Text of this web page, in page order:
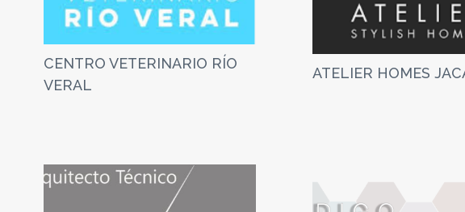
CENTRO VETERINARIO RÍO
VERAL
ATELIER HOMES